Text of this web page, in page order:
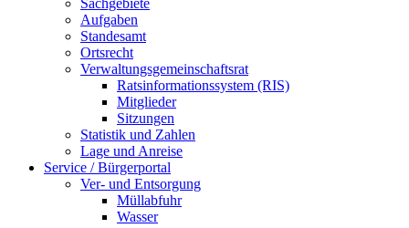
Sachgebiete
Aufgaben
Standesamt
Ortsrecht
Verwaltungsgemeinschaftsrat
Ratsinformationssystem (RIS)
Mitglieder
Sitzungen
Statistik und Zahlen
Lage und Anreise
Service / Bürgerportal
Ver- und Entsorgung
Müllabfuhr
Wasser